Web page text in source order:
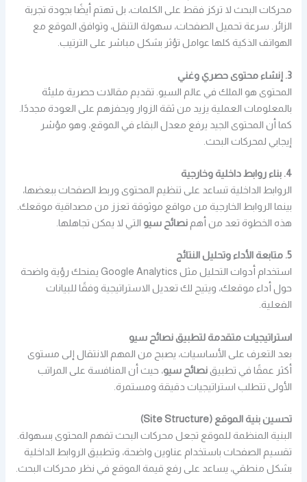
محركات البحث لا تركز فقط على الكلمات، بل تهتم أيضًا بجودة تجربة
الزائر. سرعة تحميل الصفحات، سهولة التنقل، وتوافق الموقع مع
الهواتف الذكية كلها عوامل تؤثر بشكل مباشر على الترتيب.
3. إنشاء محتوى حصري وغني
المحتوى هو الملك في عالم السيو. تقديم مقالات حصرية مليئة
بالمعلومات العملية يزيد من ثقة الزوار ويحفزهم على العودة مجددًا.
كما أن المحتوى الجيد يرفع معدل البقاء في الموقع، وهو مؤشر
إيجابي لمحركات البحث.
4. بناء روابط داخلية وخارجية
الروابط الداخلية تساعد على تنظيم المحتوى وربط الصفحات ببعضها،
بينما الروابط الخارجية من مواقع موثوقة تعزز من مصداقية موقعك.
هذه الخطوة تعد من أهمنصائح سيو التي لا يمكن تجاهلها.
5. متابعة الأداء وتحليل النتائج
استخدام أدوات التحليل مثل Google Analytics يمنحك رؤية واضحة
حول أداء موقعك، ويتيح لك تعديل الاستراتيجية وفقًا للبيانات
الفعلية.
استراتيجيات متقدمة لتطبيق نصائح سيو
بعد التعرف على الأساسيات، يصبح من المهم الانتقال إلى مستوى
أكثر عمقًا في تطبيقنصائح سيو، حيث أن المنافسة على المراتب
الأولى تتطلب استراتيجيات دقيقة ومستمرة.
تحسين بنية الموقع (Site Structure)
البنية المنظمة للموقع تجعل محركات البحث تفهم المحتوى بسهولة.
تقسيم الصفحات باستخدام عناوين واضحة، وتطبيق الروابط الداخلية
بشكل منطقي، يساعد على رفع قيمة الموقع في نظر محركات البحث.